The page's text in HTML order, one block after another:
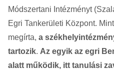
Módszertani Intézményt
Egri Tankerületi Központ.
megírta, a
tartozik. Az egyik az egri
alatt működik, itt tanulási